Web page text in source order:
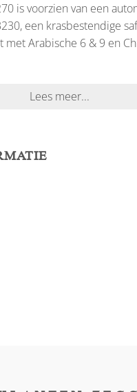
is voorzien van een
een krasbestendige
met Arabische 6 & 9 en
Lees meer...